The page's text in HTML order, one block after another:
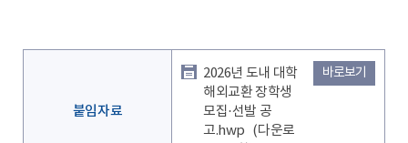
붙임자료
2026년 도내 대학
해외교환 장학생
모집·선발 공
고.hwp (다운로
바로보기